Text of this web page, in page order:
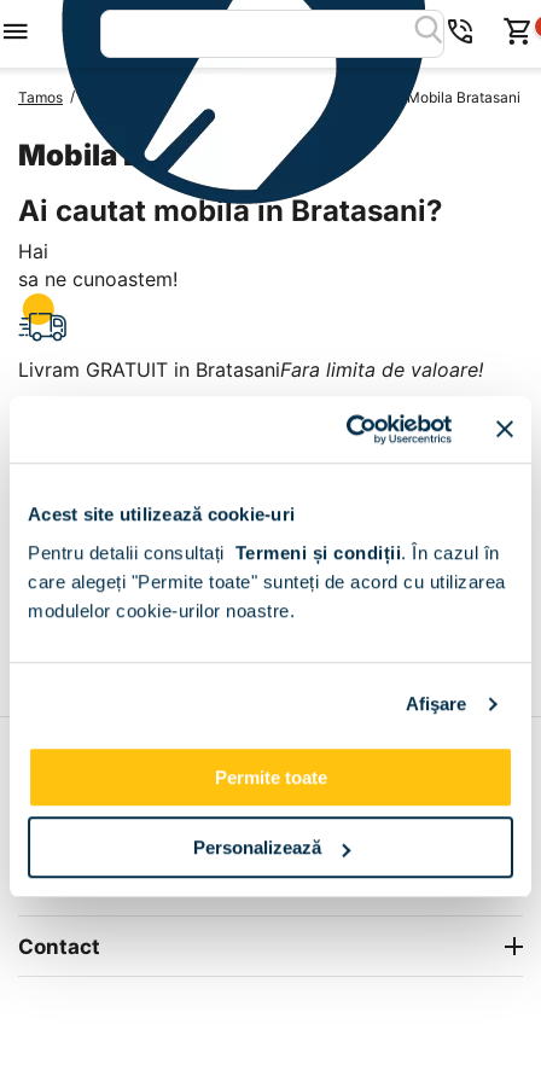
Acest site utilizează cookie-uri
Pentru detalii consultați Termeni și condiții. În cazul în
care alegeți "Permite toate" sunteți de acord cu utilizarea
modulelor cookie-urilor noastre.
Afişare
Permite toate
Personalizează
Tamos / Mobila Romania Mobila Judetul Teleorman Mobila Bratasani
Mobila Bratasani
Ai cautat mobila in Bratasani?
Hai
sa ne cunoastem!
Livram GRATUIT in BratasaniFara limita de valoare!
Bratasani
+
Info Center
Livrare
Contact